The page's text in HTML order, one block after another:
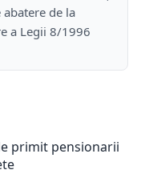
de la
a Legii 8/1996
primit pensionarii